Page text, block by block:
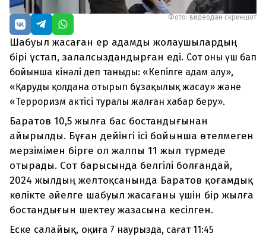
Фото: видеодан скриншот
Шабуыл жасаған ер адамды жолаушылардың
бірі ұстап, залалсыздандырған еді. Сот оны үш бап
бойынша кінәлі деп таныды: «Кепілге адам алу»,
«Қаруды қолдана отырып бұзақылық жасау» және
«Терроризм актісі туралы жалған хабар беру».
Баратов 10,5 жылға бас бостандығынан
айырылды. Бұған дейінгі ісі бойынша өтелмеген
мерзімімен бірге ол жалпы 11 жыл түрмеде
отырады. Сот барысында белгілі болғандай,
2024 жылдың желтоқсанында Баратов қоғамдық
көлікте әйелге шабуыл жасағаны үшін бір жылға
бостандығын шектеу жазасына кесілген.
Еске салайық, оқиға 7 наурызда, сағат 11:45